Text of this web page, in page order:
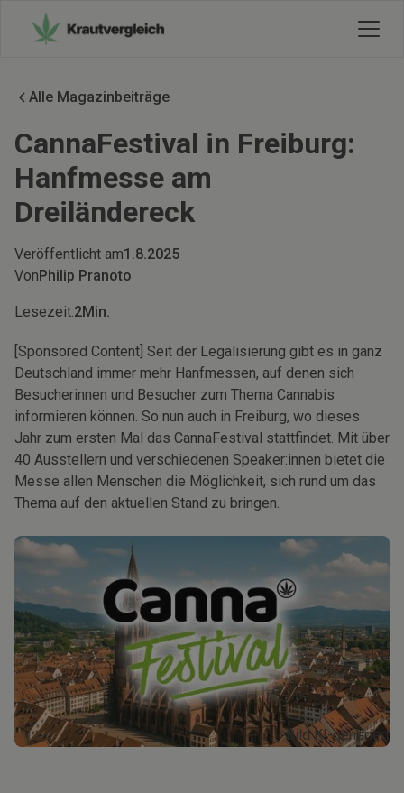
Alle Magazinbeiträge
CannaFestival in Freiburg:
Hanfmesse am
Dreiländereck
Veröffentlicht am1.8.2025
VonPhilip Pranoto
Lesezeit:2Min.
[Sponsored Content] Seit der Legalisierung gibt es in ganz
Deutschland immer mehr Hanfmessen, auf denen sich
Besucherinnen und Besucher zum Thema Cannabis
informieren können. So nun auch in Freiburg, wo dieses
Jahr zum ersten Mal das CannaFestival stattfindet. Mit über
40 Ausstellern und verschiedenen Speaker:innen bietet die
Messe allen Menschen die Möglichkeit, sich rund um das
Thema auf den aktuellen Stand zu bringen.
Bild KI-generiert